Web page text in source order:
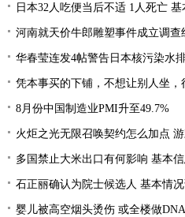
日本32人吃便当后不适 1人死亡
河南就天价牛郎雕塑事件成立调查
华春莹连发4帖警告日本核污染水
凭本事买的下铺，不想让别人坐，
8月份中国制造业PMI升至49.7%
火炬之光无限召唤契约怎么加点
多国禁止大米出口有何影响 基本
石正丽确认为院士候选人 基本情
婴儿被高空烟头烫伤 或全楼做